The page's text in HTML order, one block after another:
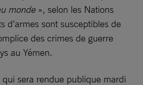
monde», selon les Nations
d’armes sont susceptibles de
des crimes de guerre
au Yémen.
qui sera rendue publique mardi